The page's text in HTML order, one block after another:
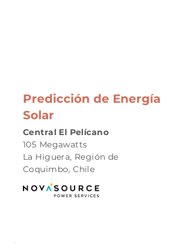
Predicción de Energía
Solar
Central El Pelícano
105 Megawatts
La Higuera, Región de
Coquimbo, Chile